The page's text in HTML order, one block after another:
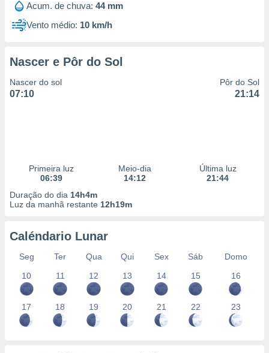
Acum. de chuva: 44 mm
Vento médio: 10 km/h
Nascer e Pôr do Sol
Nascer do sol
07:10
Pôr do Sol
21:14
Primeira luz
06:39
Meio-dia
14:12
Última luz
21:44
Duração do dia 14h4m
Luz da manhã restante 12h19m
Caléndario Lunar
Seg Ter Qua Qui Sex Sáb
Domo
10
11 12 13 14 15 16
17 18 19 20 21 22 23